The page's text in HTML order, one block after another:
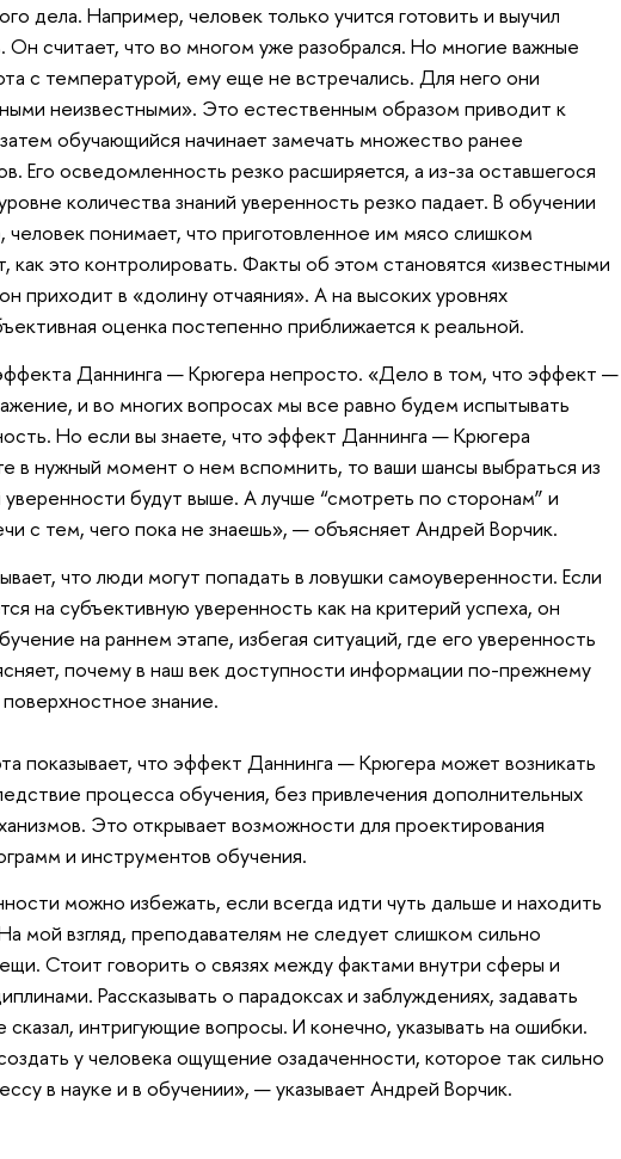
дела. Например, человек только учится готовить и выучил
Он считает, что во многом уже разобрался. Но многие важные
с температурой, ему еще не встречались. Для него они
неизвестными». Это естественным образом приводит к
обучающийся начинает замечать множество ранее
Его осведомленность резко расширяется, а из-за оставшегося
количества знаний уверенность резко падает. В обучении
человек понимает, что приготовленное им мясо слишком
как это контролировать. Факты об этом становятся «известными
приходит в «долину отчаяния». А на высоких уровнях
оценка постепенно приближается к реальной.
Даннинга — Крюгера непросто. «Дело в том, что эффект —
и во многих вопросах мы все равно будем испытывать
Но если вы знаете, что эффект Даннинга — Крюгера
в нужный момент о нем вспомнить, то ваши шансы выбраться из
будут выше. А лучше “смотреть по сторонам” и
с тем, чего пока не знаешь», — объясняет Андрей Ворчик.
что люди могут попадать в ловушки самоуверенности. Если
на субъективную уверенность как на критерий успеха, он
на раннем этапе, избегая ситуаций, где его уверенность
почему в наш век доступности информации по-прежнему
знание.
показывает, что эффект Даннинга — Крюгера может возникать
процесса обучения, без привлечения дополнительных
Это открывает возможности для проектирования
и инструментов обучения.
можно избежать, если всегда идти чуть дальше и находить
мой взгляд, преподавателям не следует слишком сильно
Стоит говорить о связях между фактами внутри сферы и
Рассказывать о парадоксах и заблуждениях, задавать
интригующие вопросы. И конечно, указывать на ошибки.
у человека ощущение озадаченности, которое так сильно
в науке и в обучении», — указывает Андрей Ворчик.